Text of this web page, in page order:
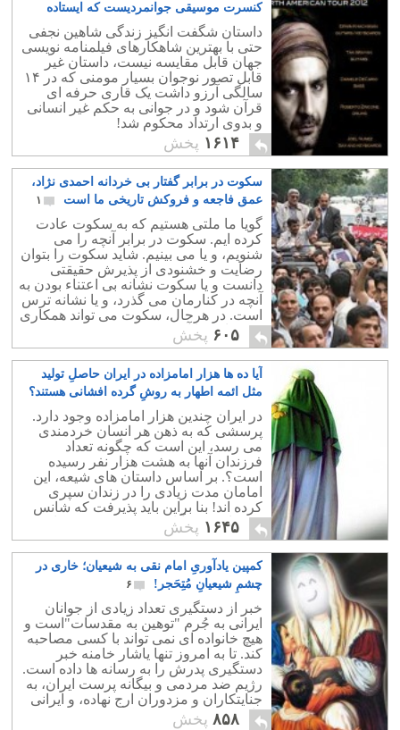
کنسرت موسیقی جوانمردیست که ایستاده
مردن را برگزید!
داستان شگفت انگیز زندگی شاهین نجفی
حتی با بهترین شاهکارهای فیلمنامه نویسی
جهان قابل مقایسه نیست، داستان غیر
قابل تصور نوجوان بسیار مومنی که در ۱۴
سالگی آرزو داشت یک قاری حرفه ای
قرآن شود و در جوانی به حکم غیر انسانی
و بدوی ارتداد محکوم شد!
۱۶۱۴ پخش
سکوت در برابر گفتار بی خردانه احمدی نژاد،
عمق فاجعه و فروکش تاریخی ما است
۱
گویا ما ملتی هستیم که به سکوت عادت
کرده ایم. سکوت در برابر آنچه را می
شنویم، و یا می بینیم. شاید سکوت را بتوان
رضایت و خشنودی از پذیرش حقیقتی
دانست و یا سکوت نشانه بی اعتناء بودن به
آنچه در کنارمان می گذرد، و یا نشانه ترس
است. در هرحال، سکوت می تواند همکاری
و همراهی با آن به شمار رود.
۶۰۵ پخش
آیا ده ها هزار امامزاده در ایران حاصلِ تولید
مثل ائمه اطهار به روشِ گرده افشانی هستند؟
۱۹
در ایران چندین هزار امامزاده وجود دارد.
پرسشی که به ذهن هر انسان خردمندی
می رسد، این است که چگونه تعداد
فرزندان آنها به هشت هزار نفر رسیده
است؟. بر اساس داستان های شیعه، این
امامان مدت زیادی را در زندان سپری
کرده اند! بنا براین باید پذیرفت که شانس
بچه دار شدن آنان در حد نود درصد کاهش
می یافته است!
۱۶۴۵ پخش
کمپین یادآوریِ امام نقی به شیعیان؛ خاری در
چشمِ شیعیانِ مُتِحَجر!
۶
خبر از دستگیری تعداد زیادی از جوانان
ایرانی به جُرم "توهین به مقدسات"است و
هیچ خانواده ای نمی تواند با کسی مصاحبه
کند. تا به امروز تنها یاشار خامنه خبر
دستگیری پدرش را به رسانه ها داده است.
رژیم ضد مردمی و بیگانه پرست ایران، به
جنایتکاران و مزدوران ارج نهاده، و ایرانی
را شکنجه و اعدام می کند.
۸۵۸ پخش